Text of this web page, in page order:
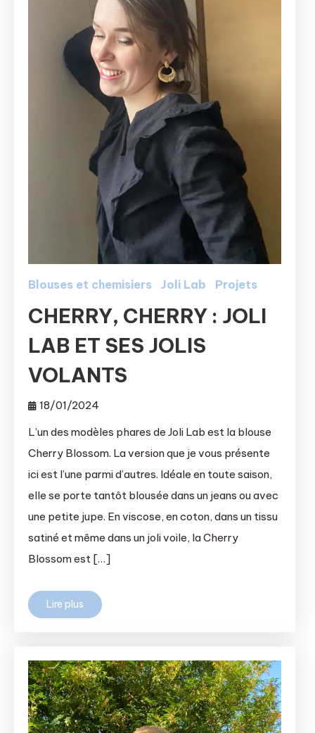
Blouses et chemisiers Joli Lab Projets
CHERRY, CHERRY : JOLI
LAB ET SES JOLIS
VOLANTS
18/01/2024
L’un des modèles phares de Joli Lab est la blouse
Cherry Blossom. La version que je vous présente
ici est l’une parmi d’autres. Idéale en toute saison,
elle se porte tantôt blousée dans un jeans ou avec
une petite jupe. En viscose, en coton, dans un tissu
satiné et même dans un joli voile, la Cherry
Blossom est […]
Lire plus